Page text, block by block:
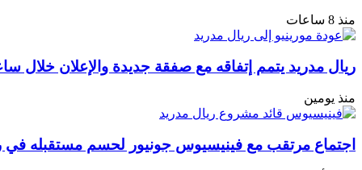
منذ 8 ساعات
ريال مدريد يتمم إتفاقه مع صفقة جديدة والإعلان خلال
منذ يومين
اجتماع مرتقب مع فينيسيوس جونيور لحسم مستقبله في